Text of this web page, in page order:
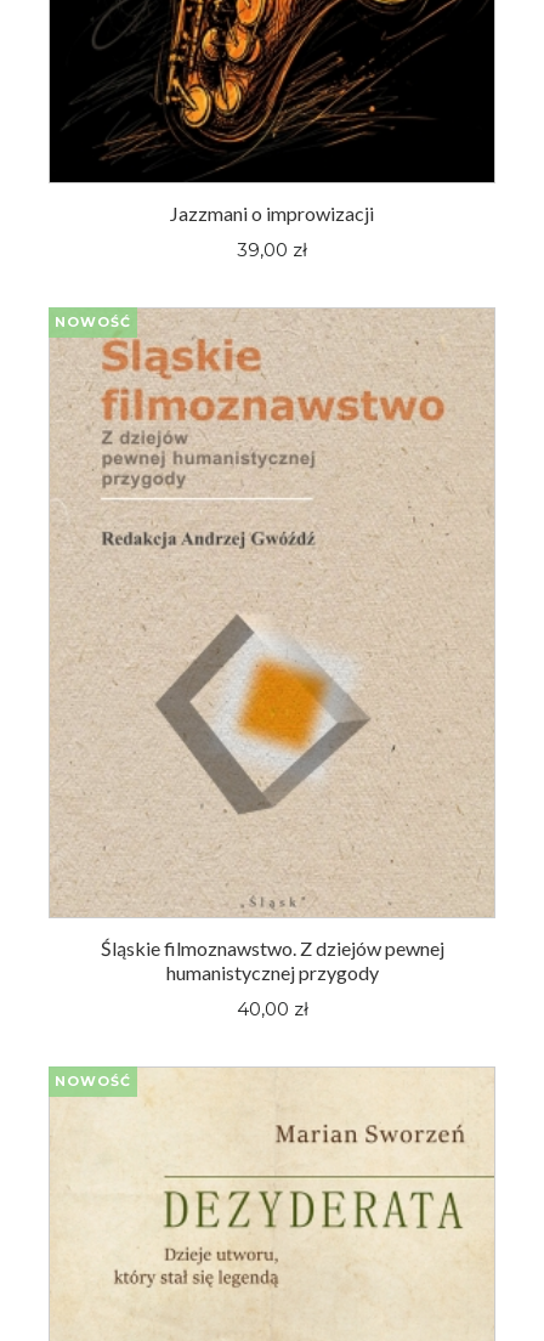
Jazzmani o improwizacji
39,00 zł
NOWOŚĆ
Śląskie filmoznawstwo. Z dziejów pewnej
humanistycznej przygody
40,00 zł
NOWOŚĆ